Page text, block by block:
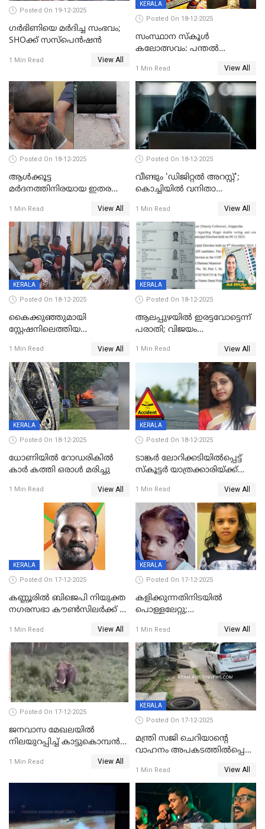
Posted On 19-12-2025
ഗര്‍ഭിണിയെ മർദിച്ച സംഭവം;
SHOക്ക് സസ്പെൻഷൻ
1 Min Read View All
KERALA
Posted On 18-12-2025
സംസ്ഥാന സ്കൂൾ
കലോത്സവം: പന്തൽ
1 Min Read View All
Posted On 18-12-2025
ആൾക്കൂട്ട
മർദനത്തിനിരയായ ഇതര
നടുക്കുന്ന സംഭവം
വാളയാറിൽ
1 Min Read View All
Posted On 18-12-2025
വീണ്ടും 'ഡിജിറ്റല്‍ അറസ്റ്റ്';
കൊച്ചിയില്‍ വനിതാ
കോടി രൂപ
1 Min Read View All
KERALA
Posted On 18-12-2025
കൈക്കുഞ്ഞുമായി
സ്റ്റേഷനിലെത്തിയ
കരണത്തടിച്ചു; CC ടിവി
ദൃശ്യങ്ങൾ പുറത്ത്
1 Min Read View All
KERALA
Posted On 18-12-2025
ആലപ്പുഴയിൽ ഇരട്ടവോട്ടെന്ന്
പരാതി; വിജയം
വാർഡിലെ എൽഡിഎഫ്
സ്ഥാനാർത്ഥി
1 Min Read View All
KERALA
Posted On 18-12-2025
ധോണിയിൽ റോഡരികിൽ
കാർ കത്തി ഒരാൾ മരിച്ചു
1 Min Read View All
KERALA
Posted On 18-12-2025
ടാങ്കർ ലോറിക്കടിയിൽപ്പെട്ട്
സ്കൂട്ടർ യാത്രക്കാരിയ്ക്ക്
കണ്ടോത്ത് ദേശീയ പാതയിൽ
1 Min Read View All
KERALA
Posted On 17-12-2025
കണ്ണൂരിൽ ബിജെപി നിയുക്ത
നഗരസഭാ കൗൺസിലർക്ക് 36
1 Min Read View All
KERALA
Posted On 17-12-2025
കളിക്കുന്നതിനിടയിൽ
പൊള്ളലേറ്റു;
ക്ലാസ് വിദ്യാർത്ഥിനി മരിച്ചു
1 Min Read View All
Posted On 17-12-2025
ജനവാസ മേഖലയില്‍
നിലയുറപ്പിച്ച് കാട്ടുകൊമ്പന്‍
1 Min Read View All
KERALA
Posted On 17-12-2025
മന്ത്രി സജി ചെറിയാന്റെ
വാഹനം അപകടത്തിൽപ്പെട്ടു;
രക്ഷപ്പെട്ടത് തലനാരിടയ്ക്ക്
1 Min Read View All